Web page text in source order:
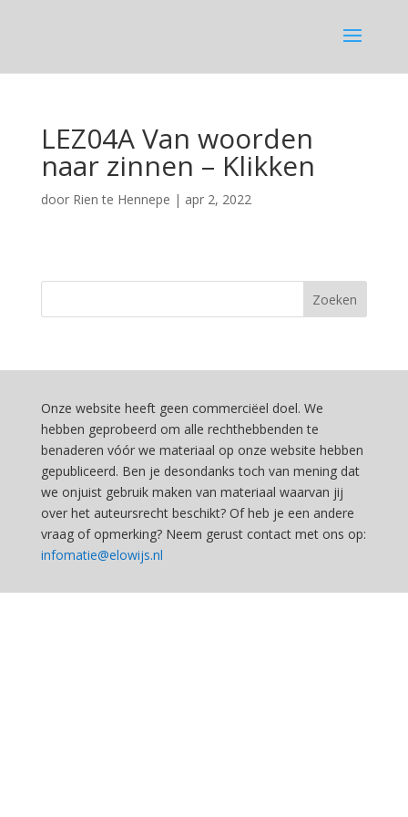
LEZ04A Van woorden
naar zinnen – Klikken
door Rien te Hennepe | apr 2, 2022
Onze website heeft geen commerciëel doel. We
hebben geprobeerd om alle rechthebbenden te
benaderen vóór we materiaal op onze website hebben
gepubliceerd. Ben je desondanks toch van mening dat
we onjuist gebruik maken van materiaal waarvan jij
over het auteursrecht beschikt? Of heb je een andere
vraag of opmerking? Neem gerust contact met ons op:
infomatie@elowijs.nl